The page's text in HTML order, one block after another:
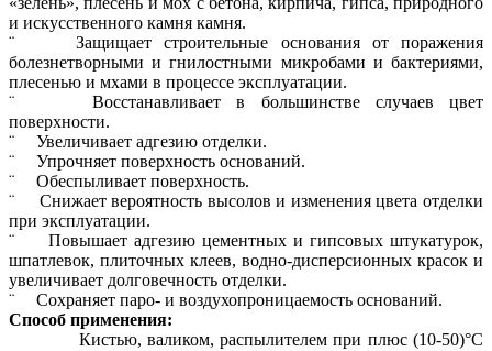
и искусственного камня камня.
¨ Защищает строительные основания от поражения
болезнетворными и гнилостными микробами и бактериями,
плесенью и мхами в процессе эксплуатации.
¨ Восстанавливает в большинстве случаев цвет
поверхности.
¨ Увеличивает адгезию отделки.
¨ Упрочняет поверхность оснований.
¨ Обеспыливает поверхность.
¨ Снижает вероятность высолов и изменения цвета отделки
при эксплуатации.
¨ Повышает адгезию цементных и гипсовых штукатурок,
шпатлевок, плиточных клеев, водно-дисперсионных красок и
увеличивает долговечность отделки.
¨ Сохраняет паро- и воздухопроницаемость оснований.
Способ применения:
Кистью, валиком, распылителем при плюс (10-50)°С